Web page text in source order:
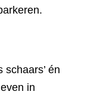
schaars’ én
in